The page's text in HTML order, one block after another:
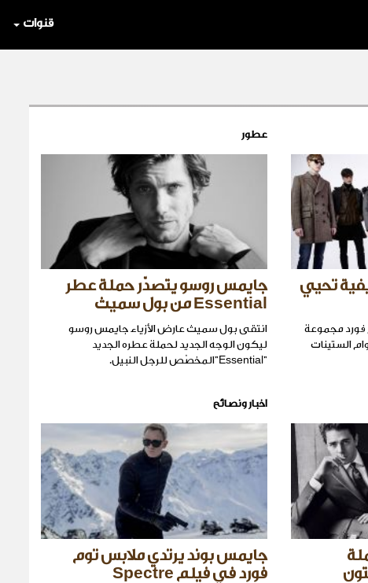
قنوات
تحيي
فورد مجموعة
أعوام الستينات
عطور
جايمس روسو يتصدّر حملة عطر
Essential من بول سميث
انتقى بول سميث عارض الأزياء جايمس روسو
ليكون الوجه الجديد لحملة عطره الجديد
"Essential"المخصّص للرجل النبيل.
اخبار ونصائح
جايمس بوند يرتدي ملابس توم
فورد في فيلم Spectre